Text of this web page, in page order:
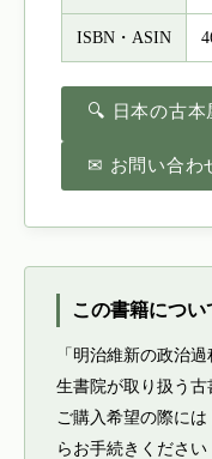
ISBN・ASIN
🔍 日本の古本
✉ お問い合わ
この書籍につい
「明治維新の政治
生書院が取り扱う古
ご購入希望の際に
らお手続きください